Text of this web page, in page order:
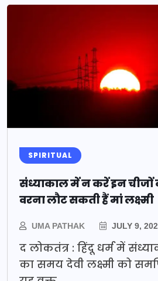
SPIRITUAL
संध्याकाल में न करें इन
वरना लौट सकती हैं मां लक्ष्मी
UMA PATHAK JULY 9,
द लोकतंत्र : हिंदू धर्म में
का समय देवी लक्ष्मी को